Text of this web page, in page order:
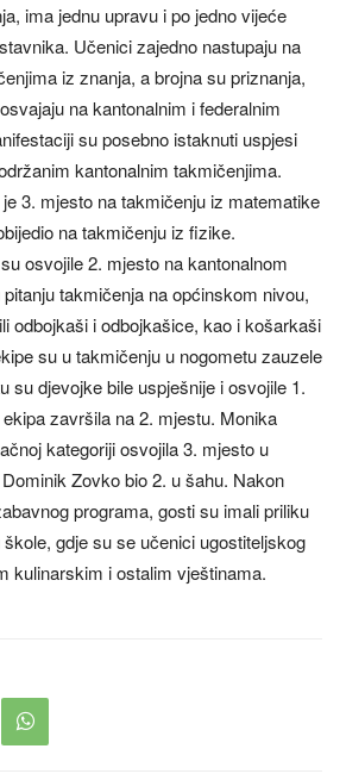
ima jednu upravu i po jedno vijeće
Učenici zajedno nastupaju na
iz znanja, a brojna su priznanja,
na kantonalnim i federalnim
su posebno istaknuti uspjesi
kantonalnim takmičenjima.
3. mjesto na takmičenju iz matematike
na takmičenju iz fizike.
osvojile 2. mjesto na kantonalnom
takmičenja na općinskom nivou,
odbojkaši i odbojkašice, kao i košarkaši
su u takmičenju u nogometu zauzele
su djevojke bile uspješnije i osvojile 1.
završila na 2. mjestu. Monika
kategoriji osvojila 3. mjesto u
Zovko bio 2. u šahu. Nakon
programa, gosti su imali priliku
gdje su se učenici ugostiteljskog
kulinarskim i ostalim vještinama.